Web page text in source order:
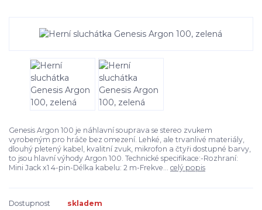
Genesis Argon 100 je náhlavní souprava se stereo zvukem
vyrobeným pro hráče bez omezení. Lehké, ale trvanlivé materiály,
dlouhý pletený kabel, kvalitní zvuk, mikrofon a čtyři dostupné barvy,
to jsou hlavní výhody Argon 100. Technické specifikace:-Rozhraní:
Mini Jack x1 4-pin-Délka kabelu: 2 m-Frekve... celý popis
Dostupnost
skladem